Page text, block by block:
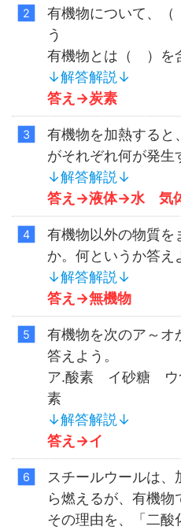
有機物について、
う
有機物とは（ ）を
↓解答解説↓
答え→炭素
有機物を加熱すると
がそれぞれ何が発生
↓解答解説↓
答え→液体→水 気
有機物以外の物質を
か。何というか答え
↓解答解説↓
答え→無機物
有機物を次のア～オ
答えよう。
ア.酸素 イ砂糖
素
↓解答解説↓
答え→イ
スチールウールは
ら燃えるが、有機物
その理由を、「二酸